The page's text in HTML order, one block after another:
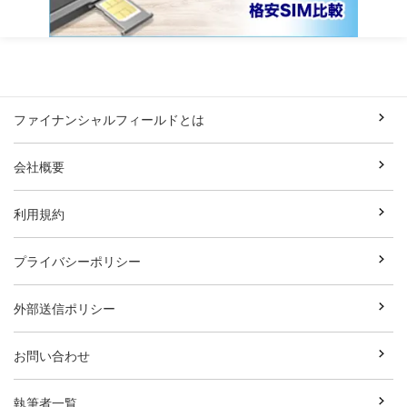
ファイナンシャルフィールドとは
会社概要
利用規約
プライバシーポリシー
外部送信ポリシー
お問い合わせ
執筆者一覧